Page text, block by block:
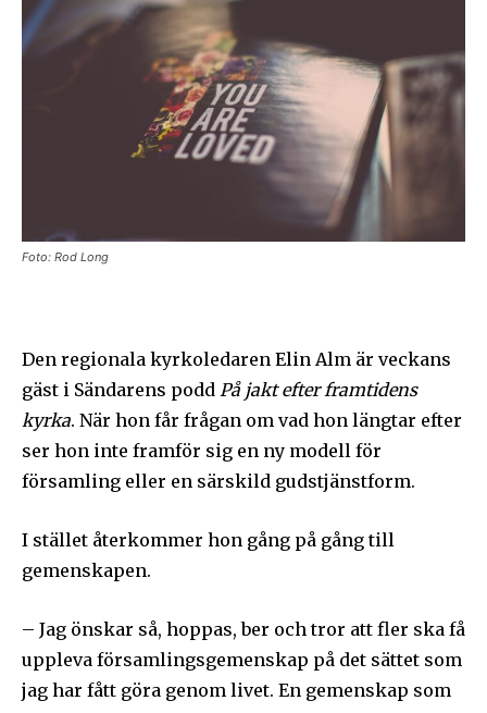
Foto: Rod Long
Den regionala kyrkoledaren Elin Alm är veckans
gäst i Sändarens podd På jakt efter framtidens
kyrka. När hon får frågan om vad hon längtar efter
ser hon inte framför sig en ny modell för
församling eller en särskild gudstjänstform.
I stället återkommer hon gång på gång till
gemenskapen.
– Jag önskar så, hoppas, ber och tror att fler ska få
uppleva församlingsgemenskap på det sättet som
jag har fått göra genom livet. En gemenskap som